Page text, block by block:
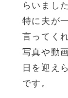
らいました
特に夫が
言ってく
写真や動
日を迎え
です。